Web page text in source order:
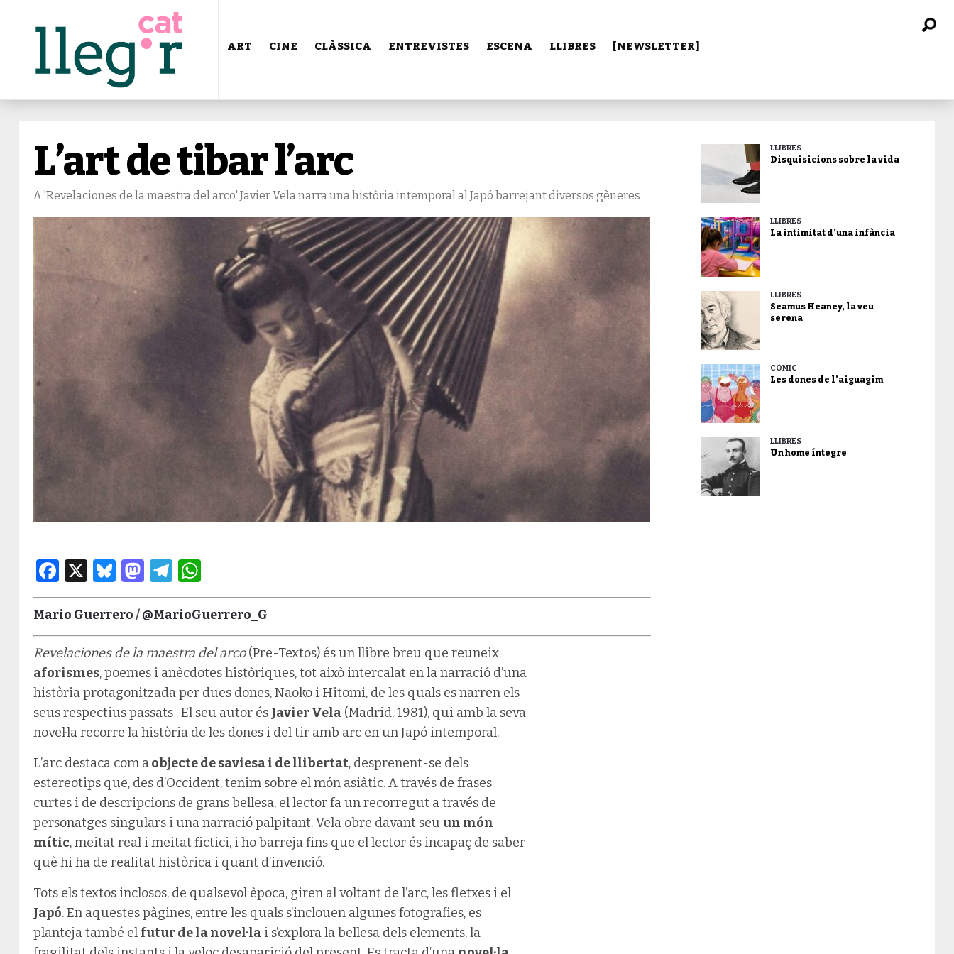
ART CINE CLÀSSICA ENTREVISTES ESCENA LLIBRES [NEWSLETTER]
L’art de tibar l’arc
A 'Revelaciones de la maestra del arco' Javier Vela narra una història intemporal al Japó barrejant diversos gèneres
Facebook
X Bluesky
Mastodon
Telegram
Mario Guerrero/@MarioGuerrero_G
Revelaciones de la maestra del arco(Pre-Textos) és un llibre breu que reuneix
aforismes, poemes i anècdotes històriques, tot això intercalat en la narració d’una
història protagonitzada per dues dones, Naoko i Hitomi, de les quals es narren els
seus respectius passats . El seu autor és Javier Vela (Madrid, 1981), qui amb la seva
novel·la recorre la història de les dones i del tir amb arc en un Japó intemporal.
L’arc destaca com aobjecte de saviesa i de llibertat, desprenent-se dels
estereotips que, des d’Occident, tenim sobre el món asiàtic. A través de frases
curtes i de descripcions de grans bellesa, el lector fa un recorregut a través de
personatges singulars i una narració palpitant. Vela obre davant seu un món
mític, meitat real i meitat fictici, i ho barreja fins que el lector és incapaç de saber
què hi ha de realitat històrica i quant d’invenció.
Tots els textos inclosos, de qualsevol època, giren al voltant de l’arc, les fletxes i el
Japó. En aquestes pàgines, entre les quals s’inclouen algunes fotografies, es
planteja també el futur de la novel·la i s’explora la bellesa dels elements, la
LLIBRES
Disquisicions sobre la vida
LLIBRES
La intimitat d’una infància
LLIBRES
Seamus Heaney, la veu
serena
CÒMIC
Les dones de l’aiguagim
LLIBRES
Un home íntegre